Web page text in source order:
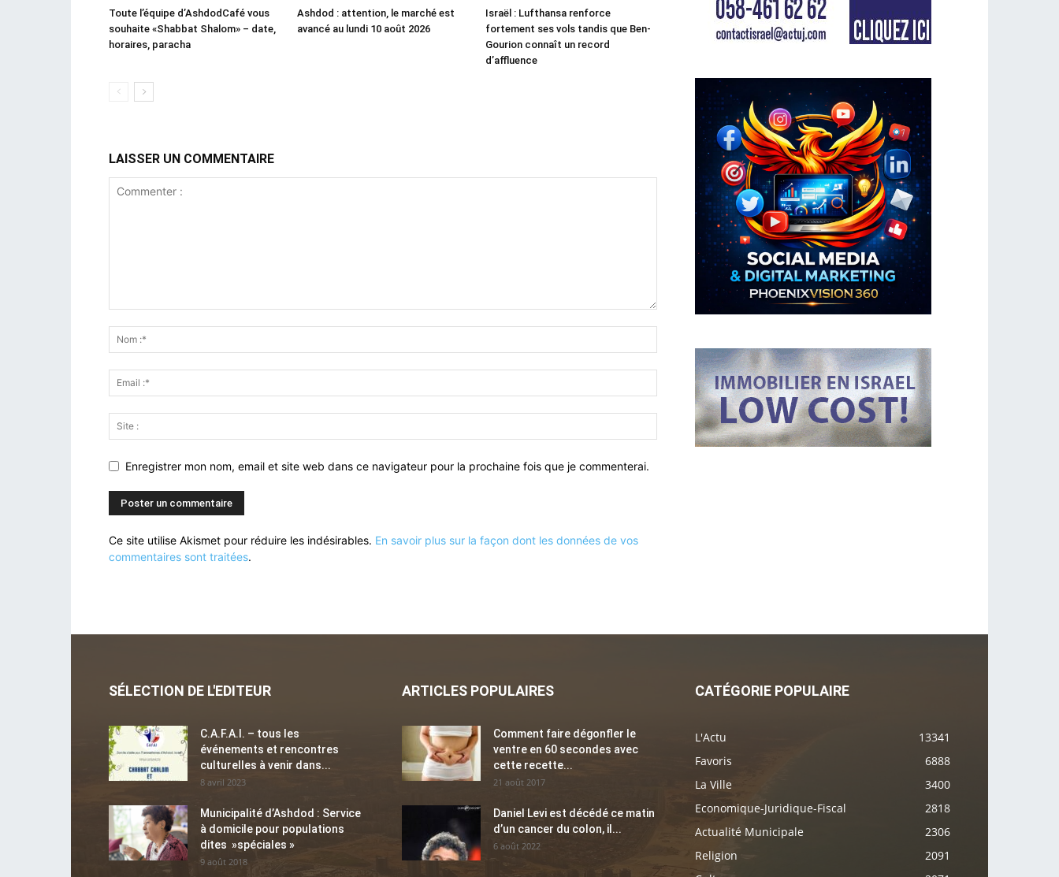
Toute l’équipe d’AshdodCafé vous
souhaite «Shabbat Shalom» – date,
horaires, paracha
Ashdod : attention, le marché est
avancé au lundi 10 août 2026
Israël : Lufthansa renforce
fortement ses vols tandis que Ben-
Gourion connaît un record
d’affluence
LAISSER UN COMMENTAIRE
Enregistrer mon nom, email et site web dans ce navigateur pour la prochaine fois que je commenterai.
Ce site utilise Akismet pour réduire les indésirables. En savoir plus sur la façon dont les données de vos
commentaires sont traitées.
SÉLECTION DE L'EDITEUR
C.A.F.A.I. – tous les
événements et rencontres
culturelles à venir dans...
8 avril 2023
Municipalité d’Ashdod : Service
à domicile pour populations
dites »spéciales »
9 août 2018
ARTICLES POPULAIRES
Comment faire dégonfler le
ventre en 60 secondes avec
cette recette...
21 août 2017
Daniel Levi est décédé ce matin
d’un cancer du colon, il...
6 août 2022
CATÉGORIE POPULAIRE
L'Actu
13341
Favoris
6888
La Ville
3400
Economique-Juridique-Fiscal
2818
Actualité Municipale
2306
Religion
2091